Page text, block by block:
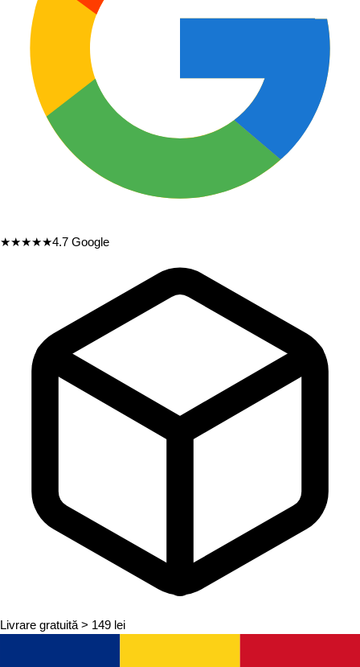
★★★★★4.7 Google
Livrare gratuită > 149 lei